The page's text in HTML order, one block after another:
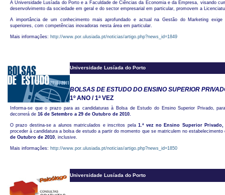
A Universidade Lusíada do Porto e a Faculdade de Ciências da Economia e da Empresa, visando
desenvolvimento da sociedade em geral e do sector empresarial em particular, promovem a
A importância de um conhecimento mais aprofundado e actual na Gestão do Marketing exige
superiores, com competências inovadoras nesta área em particular.
Mais informações: http://www.por.ulusiada.pt/noticias/artigo.php?news_id=1849
Universidade Lusíada do Porto
BOLSAS DE ESTUDO DO ENSINO SUPERIOR
1º ANO / 1ª VEZ
Informa-se que o prazo para as candidaturas à Bolsa de Estudo do Ensino Superior Privado,
decorrerá de 16 de Setembro a 29 de Outubro de 2010.
O prazo destina-se a alunos matriculados e inscritos pela1.ª vez no Ensino Superior
proceder à candidatura a bolsa de estudo a partir do momento que se matriculem no
de Outubro de 2010, inclusive.
Mais informações: http://www.por.ulusiada.pt/noticias/artigo.php?news_id=1850
Universidade Lusíada do Porto